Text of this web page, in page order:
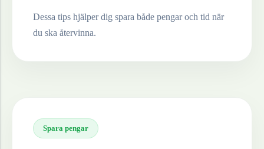
Dessa tips hjälper dig spara både pengar och tid när
du ska återvinna.
Spara pengar